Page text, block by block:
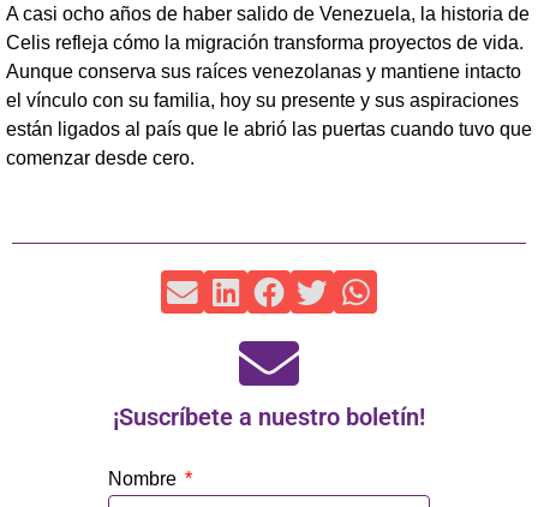
A casi ocho años de haber salido de Venezuela, la historia de
Celis refleja cómo la migración transforma proyectos de vida.
Aunque conserva sus raíces venezolanas y mantiene intacto
el vínculo con su familia, hoy su presente y sus aspiraciones
están ligados al país que le abrió las puertas cuando tuvo que
comenzar desde cero.
¡Suscríbete a nuestro boletín!
Nombre